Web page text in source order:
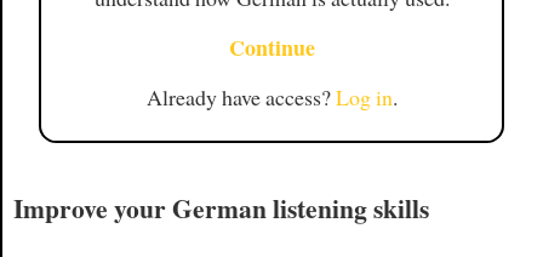
Continue
Already have access?Log in.
Improve your German listening skills